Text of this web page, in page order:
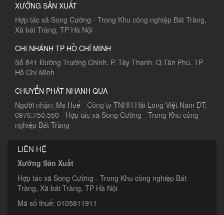
XƯỞNG SẢN XUẤT
Hợp tác xã Song Cường - Trong Khu công nghiệp Bát Tràng,
Xã bát Tràng, TP Hà Nội
CHI NHÁNH TP HỒ CHÍ MINH
Số 841 Đường Trường Chinh, P. Tây Thạnh, Q.Tân Phú, TP.
Hồ Chí Minh
CHUYỂN PHÁT NHANH QUA
Người nhận: Ms Huế - Công ty TNHH Hải Long Việt Nam ĐT:
0976.750.550 - Hợp tác xã Song Cường - Trong Khu công
nghiệp Bát Tràng
LIÊN HỆ
Xưởng Sản Xuất
Hợp tác xã Song Cường - Trong Khu công nghiệp Bát
Tràng, Xã bát Tràng, TP Hà Nội
Mã số thuế: 0105811911